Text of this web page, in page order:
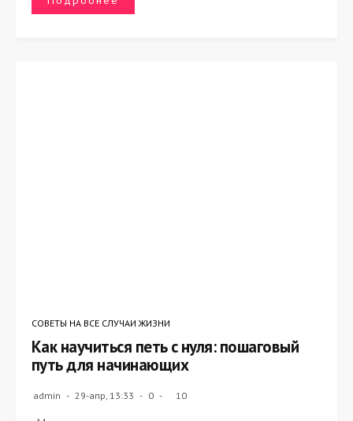
СОВЕТЫ НА ВСЕ СЛУЧАИ ЖИЗНИ
Как научиться петь с нуля: пошаговый
путь для начинающих
admin 29-апр, 13:33 0 10